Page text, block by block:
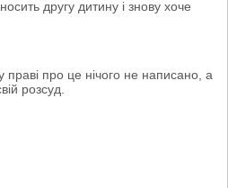
другу дитину і знову хоче
про це нічого не написано, а
розсуд.